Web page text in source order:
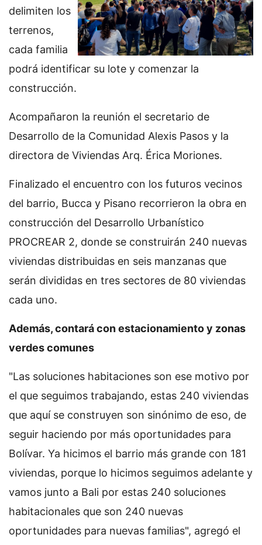
delimiten los
terrenos,
cada familia
podrá identificar su lote y comenzar la
construcción.
Acompañaron la reunión el secretario de
Desarrollo de la Comunidad Alexis Pasos y la
directora de Viviendas Arq. Érica Moriones.
Finalizado el encuentro con los futuros vecinos
del barrio, Bucca y Pisano recorrieron la obra en
construcción del Desarrollo Urbanístico
PROCREAR 2, donde se construirán 240 nuevas
viviendas distribuidas en seis manzanas que
serán divididas en tres sectores de 80 viviendas
cada uno.
Además, contará con estacionamiento y zonas
verdes comunes
"Las soluciones habitaciones son ese motivo por
el que seguimos trabajando, estas 240 viviendas
que aquí se construyen son sinónimo de eso, de
seguir haciendo por más oportunidades para
Bolívar. Ya hicimos el barrio más grande con 181
viviendas, porque lo hicimos seguimos adelante y
vamos junto a Bali por estas 240 soluciones
habitacionales que son 240 nuevas
oportunidades para nuevas familias", agregó el